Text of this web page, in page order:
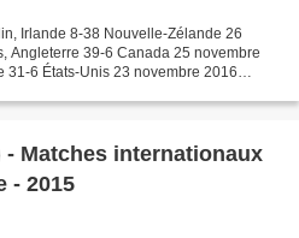
Irlande 8-38 Nouvelle-Zélande 26
Angleterre 39-6 Canada 25 novembre
31-6 États-Unis 23 novembre 2016
- Matches internationaux
- 2015